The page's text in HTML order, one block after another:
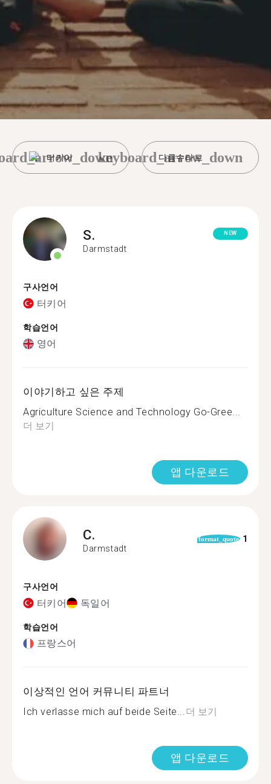
터키어 다름슈타트
keyboard_arrow_down
S.
Darmstadt
NEW
구사언어
터키어
학습언어
영어
이야기하고 싶은 주제
Agriculture Science and Technology Go-Gree...
더 보기
앱 다운로드
C.
Darmstadt
format_quote 1
구사언어
터키어 독일어
학습언어
프랑스어
이상적인 언어 커뮤니티 파트너
Ich verlasse mich auf beide Seite...더 보기
앱 다운로드